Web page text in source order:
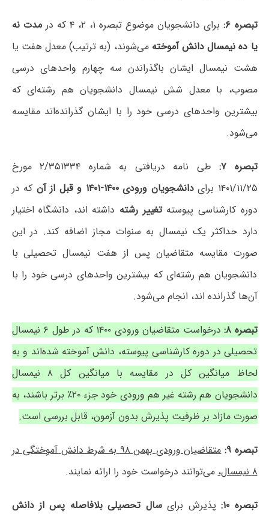
تبصره ۶: برای دانشجویان موضوع تبصره ۱، ۲، ۴ که در
مدت نه
یا ده نیمسال دانش آموخته می‌شوند، (به ترتیب) معدل هفت یا
هشت نیمسال ایشان باگذراندن سه چهارم واحدهای درسی
مصوب، با معدل شش نیمسال دانشجویان هم رشته‌ای که
بیشترین واحدهای درسی خود را با ایشان گذرانده‌اند مقایسه
می‌شود.
تبصره ۷:
طی نامه دریافتی به شماره ۲/۳۵۱۳۳۴ مورخ
۱۴۰۱/۱۱/۲۵ برای
دانشجویان ورودی ۱۴۰۰-۱۴۰۱ و قبل از آن
که در
دوره کارشناسی پیوسته تغییر رشته داشته اند، دانشگاه اختیار
دارد حداکثر یک نیمسال به سنوات مجاز اضافه کند. در این
صورت مقایسه متقاضیان پس از هفت نیمسال تحصیلی با
دانشجویان هم رشته‌ای که بیشترین واحدهای درسی خود را با
آن‌ها گذرانده اند، انجام می‌شود.
تبصره ۸:
درخواست متقاضیان ورودی ۱۴۰۰ که در طول ۶ نیمسال
تحصیلی در دوره کارشناسی پیوسته، دانش آموخته شده‌اند و به
لحاظ میانگین کل در مقایسه با میانگین کل ۸ نیمسال
دانشجویان هم رشته غیر هم ورودی خود جزء ۲۰٪ برتر باشند، به
صورت مازاد بر ظرفیت پذیرش بدون آزمون، قابل بررسی است.
تبصره ۹:
متقاضیان ورودی بهمن ۹۸ به شرط دانش آموختگی در
۸ نیمسال،
می‌توانند درخواست خود را ارائه نمایند.
تبصره ۱۰: پذیرش برایسال تحصیلی بلافاصله پس از دانش